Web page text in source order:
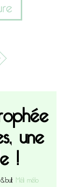
une
!
&bull; Méli mélo